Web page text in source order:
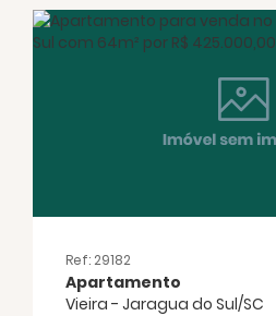
Facebook Twitter
Ref: 29182
Apartamento
Vieira - Jaragua do Sul/SC